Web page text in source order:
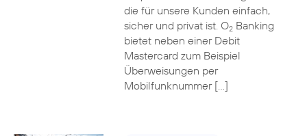
die für unsere Kunden einfach,
sicher und privat ist. O2Banking
bietet neben einer Debit
Mastercard zum Beispiel
Überweisungen per
Mobilfunknummer […]